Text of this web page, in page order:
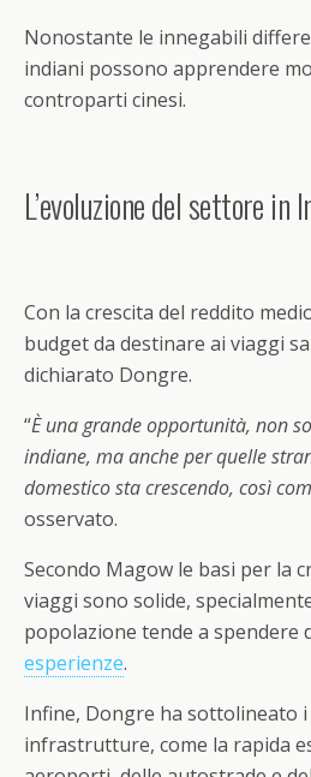
Nonostante le innegabili
indiani possono apprendere
controparti cinesi.
L’evoluzione del settore in
Con la crescita del reddito
budget da destinare ai viaggi
dichiarato Dongre.
“È una grande opportunità, non
indiane, ma anche per quelle
domestico sta crescendo, così
osservato.
Secondo Magow le basi per la
viaggi sono solide,
popolazione tende a spendere
esperienze.
Infine, Dongre ha sottolineato
infrastrutture, come la rapida